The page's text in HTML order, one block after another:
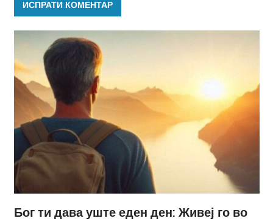
Бог ти дава уште еден ден: Живеј го во